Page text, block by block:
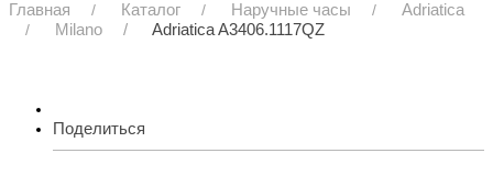
Главная Каталог Наручные часы
Adriatica
Milano
Adriatica A3406.1117QZ
Поделиться